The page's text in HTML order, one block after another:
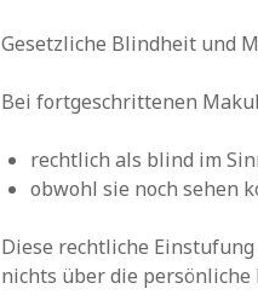
Gesetzliche Blindheit und
Bei fortgeschrittenen
rechtlich als blind im
obwohl sie noch sehen
Diese rechtliche
nichts über die